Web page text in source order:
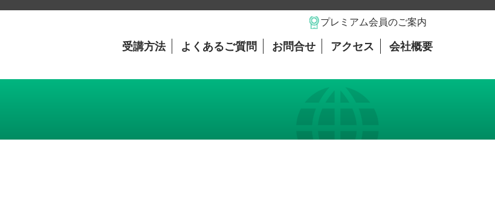
プレミアム会員のご案内
受講方法 よくあるご質問 お問合せ アクセス 会社概要